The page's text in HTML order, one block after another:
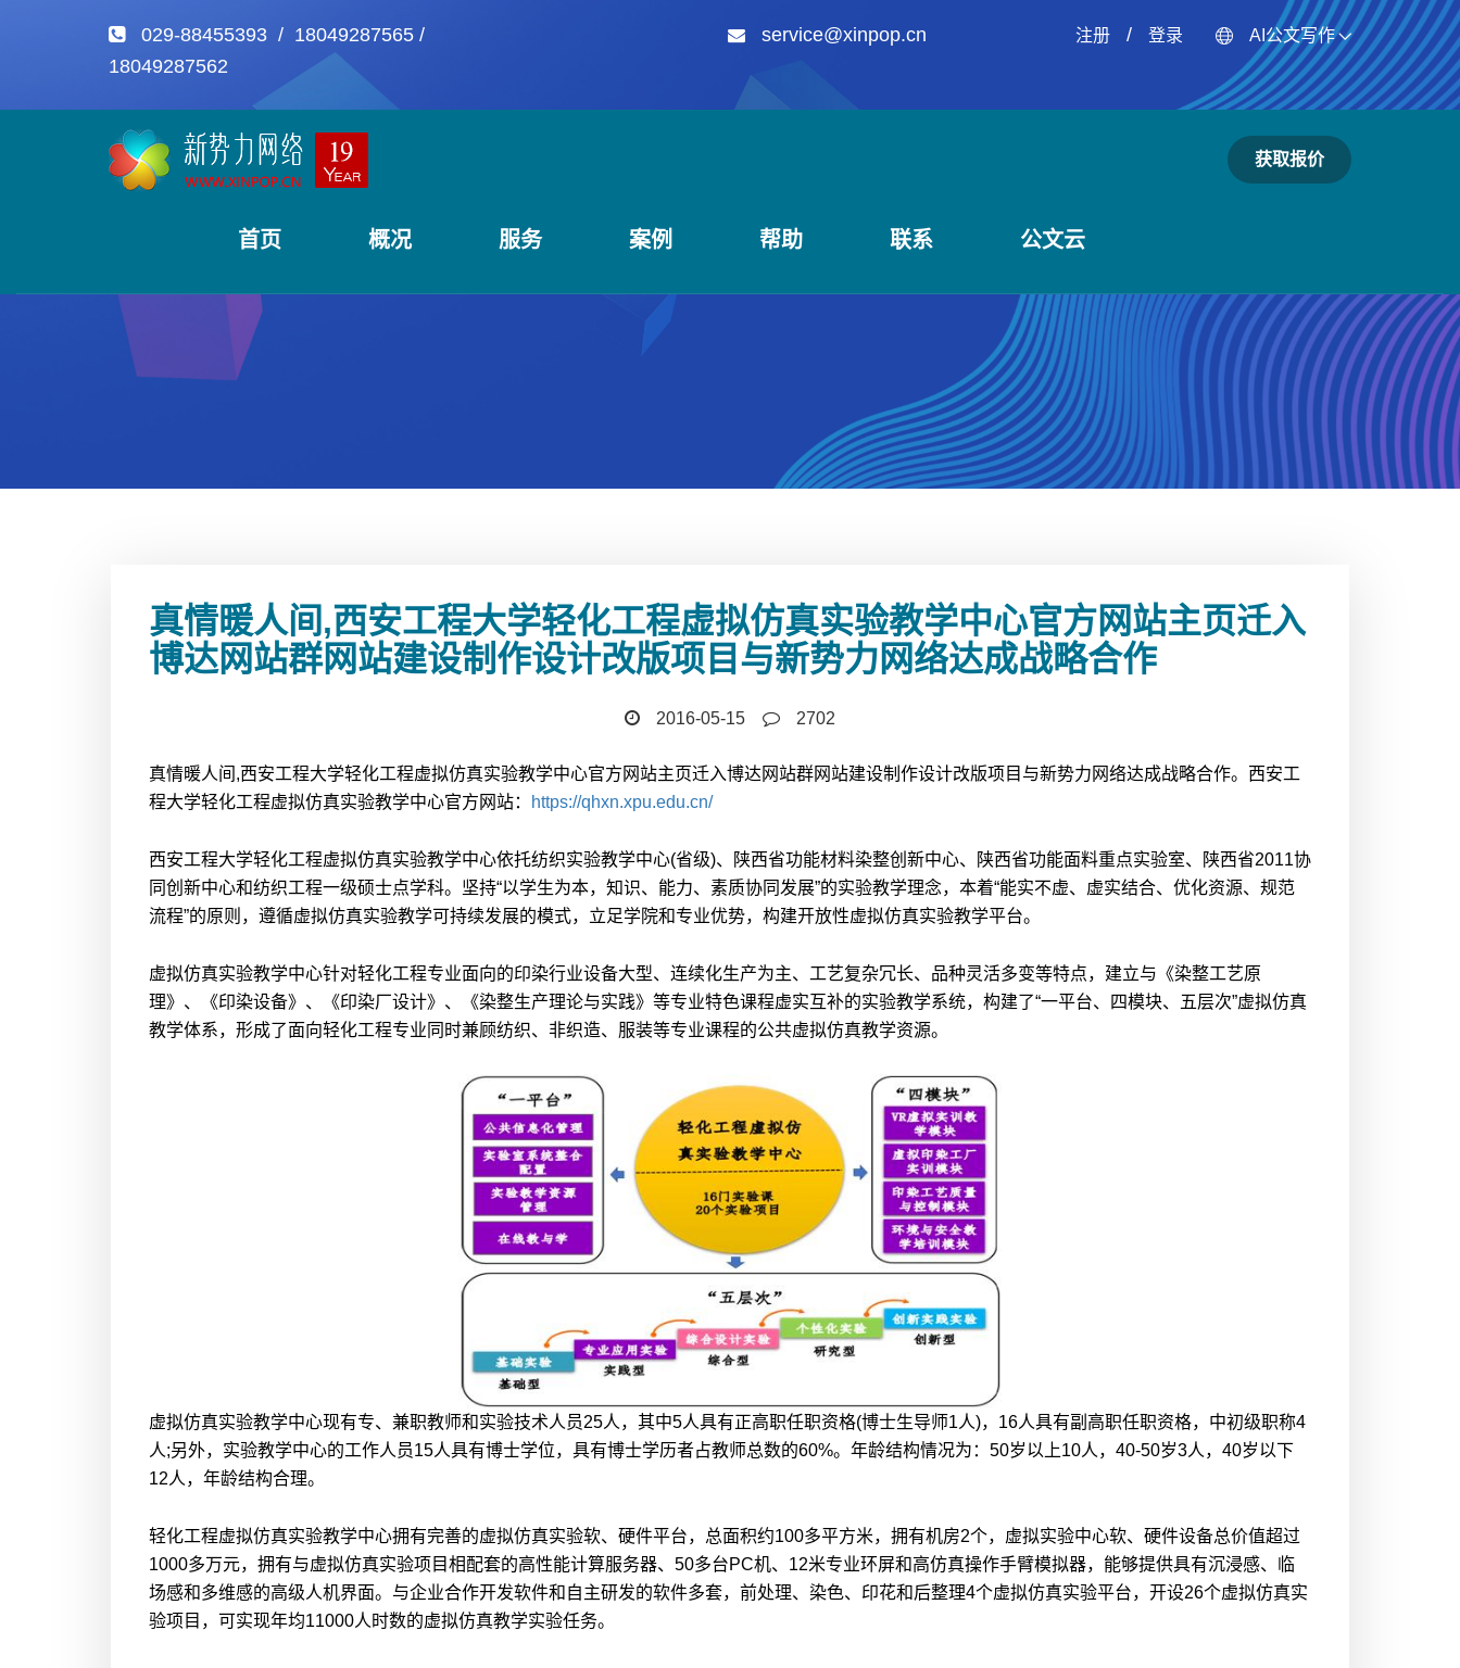
029-88455393 / 18049287565 /
18049287562
service@xinpop.cn 注册/ 登录 AI公文写作
首页 概况 服务 案例 帮助 联系 公文云
获取报价
真情暖人间,西安工程大学轻化工程虚拟仿真实验教学中心官方网站主页迁入
博达网站群网站建设制作设计改版项目与新势力网络达成战略合作
2016-05-15 2702
真情暖人间,西安工程大学轻化工程虚拟仿真实验教学中心官方网站主页迁入博达网站群网站建设制作设计改版项目与新势力网络达成战略合作。西安工
程大学轻化工程虚拟仿真实验教学中心官方网站：
https://qhxn.xpu.edu.cn/
西安工程大学轻化工程虚拟仿真实验教学中心依托纺织实验教学中心(省级)、陕西省功能材料染整创新中心、陕西省功能面料重点实验室、陕西省2011协
同创新中心和纺织工程一级硕士点学科。坚持“以学生为本，知识、能力、素质协同发展”的实验教学理念，本着“能实不虚、虚实结合、优化资源、规范
流程”的原则，遵循虚拟仿真实验教学可持续发展的模式，立足学院和专业优势，构建开放性虚拟仿真实验教学平台。
虚拟仿真实验教学中心针对轻化工程专业面向的印染行业设备大型、连续化生产为主、工艺复杂冗长、品种灵活多变等特点，建立与《染整工艺原
理》、《印染设备》、《印染厂设计》、《染整生产理论与实践》等专业特色课程虚实互补的实验教学系统，构建了“一平台、四模块、五层次”虚拟仿真
教学体系，形成了面向轻化工程专业同时兼顾纺织、非织造、服装等专业课程的公共虚拟仿真教学资源。
虚拟仿真实验教学中心现有专、兼职教师和实验技术人员25人，其中5人具有正高职任职资格(博士生导师1人)，16人具有副高职任职资格，中初级职称4
人;另外，实验教学中心的工作人员15人具有博士学位，具有博士学历者占教师总数的60%。年龄结构情况为：50岁以上10人，40-50岁3人，40岁以下
12人，年龄结构合理。
轻化工程虚拟仿真实验教学中心拥有完善的虚拟仿真实验软、硬件平台，总面积约100多平方米，拥有机房2个，虚拟实验中心软、硬件设备总价值超过
1000多万元，拥有与虚拟仿真实验项目相配套的高性能计算服务器、50多台PC机、12米专业环屏和高仿真操作手臂模拟器，能够提供具有沉浸感、临
场感和多维感的高级人机界面。与企业合作开发软件和自主研发的软件多套，前处理、染色、印花和后整理4个虚拟仿真实验平台，开设26个虚拟仿真实
验项目，可实现年均11000人时数的虚拟仿真教学实验任务。